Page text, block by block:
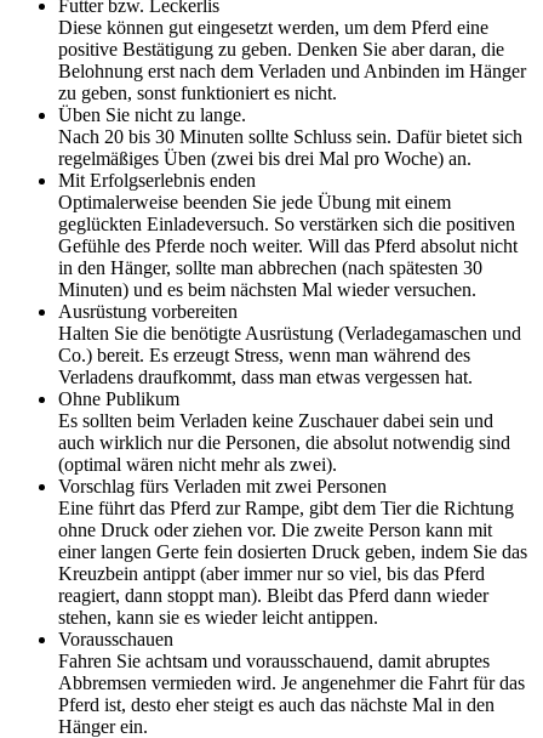
Futter bzw. Leckerlis
Diese können gut eingesetzt werden, um dem Pferd eine
positive Bestätigung zu geben. Denken Sie aber daran, die
Belohnung erst nach dem Verladen und Anbinden im Hänger
zu geben, sonst funktioniert es nicht.
Üben Sie nicht zu lange.
Nach 20 bis 30 Minuten sollte Schluss sein. Dafür bietet sich
regelmäßiges Üben (zwei bis drei Mal pro Woche) an.
Mit Erfolgserlebnis enden
Optimalerweise beenden Sie jede Übung mit einem
geglückten Einladeversuch. So verstärken sich die positiven
Gefühle des Pferde noch weiter. Will das Pferd absolut nicht
in den Hänger, sollte man abbrechen (nach spätesten 30
Minuten) und es beim nächsten Mal wieder versuchen.
Ausrüstung vorbereiten
Halten Sie die benötigte Ausrüstung (Verladegamaschen und
Co.) bereit. Es erzeugt Stress, wenn man während des
Verladens draufkommt, dass man etwas vergessen hat.
Ohne Publikum
Es sollten beim Verladen keine Zuschauer dabei sein und
auch wirklich nur die Personen, die absolut notwendig sind
(optimal wären nicht mehr als zwei).
Vorschlag fürs Verladen mit zwei Personen
Eine führt das Pferd zur Rampe, gibt dem Tier die Richtung
ohne Druck oder ziehen vor. Die zweite Person kann mit
einer langen Gerte fein dosierten Druck geben, indem Sie das
Kreuzbein antippt (aber immer nur so viel, bis das Pferd
reagiert, dann stoppt man). Bleibt das Pferd dann wieder
stehen, kann sie es wieder leicht antippen.
Vorausschauen
Fahren Sie achtsam und vorausschauend, damit abruptes
Abbremsen vermieden wird. Je angenehmer die Fahrt für das
Pferd ist, desto eher steigt es auch das nächste Mal in den
Hänger ein.